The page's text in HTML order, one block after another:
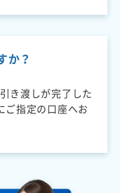
か？
き渡しが完了した
ご指定の口座へお